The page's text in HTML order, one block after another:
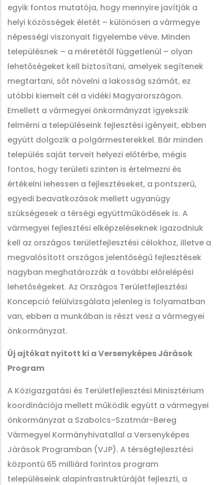
egyik fontos mutatója, hogy mennyire javítják a
helyi közösségek életét – különösen a vármegye
népességi viszonyait figyelembe véve. Minden
településnek – a méretétől függetlenül – olyan
lehetőségeket kell biztosítani, amelyek segítenek
megtartani, sőt növelni a lakosság számát, ez
utóbbi kiemelt cél a vidéki Magyarországon.
Emellett a vármegyei önkormányzat igyekszik
felmérni a településeink fejlesztési igényeit, ebben
együtt dolgozik a polgármesterekkel. Bár minden
település saját terveit helyezi előtérbe, mégis
fontos, hogy területi szinten is értelmezni és
értékelni lehessen a fejlesztéseket, a pontszerű,
egyedi beavatkozások mellett ugyanúgy
szükségesek a térségi együttműködések is. A
vármegyei fejlesztési elképzeléseknek igazodniuk
kell az országos területfejlesztési célokhoz, illetve a
megvalósított országos jelentőségű fejlesztések
nagyban meghatározzák a további előrelépési
lehetőségeket. Az Országos Területfejlesztési
Koncepció felülvizsgálata jelenleg is folyamatban
van, ebben a munkában is részt vesz a vármegyei
önkormányzat.
Új ajtókat nyitott ki a Versenyképes Járások
Program
A Közigazgatási és Területfejlesztési Minisztérium
koordinációja mellett működik együtt a vármegyei
önkormányzat a Szabolcs-Szatmár-Bereg
Vármegyei Kormányhivatallal a Versenyképes
Járások Programban (VJP). A térségfejlesztési
központú 65 milliárd forintos program
településeink alapinfrastruktúráját fejleszti, a